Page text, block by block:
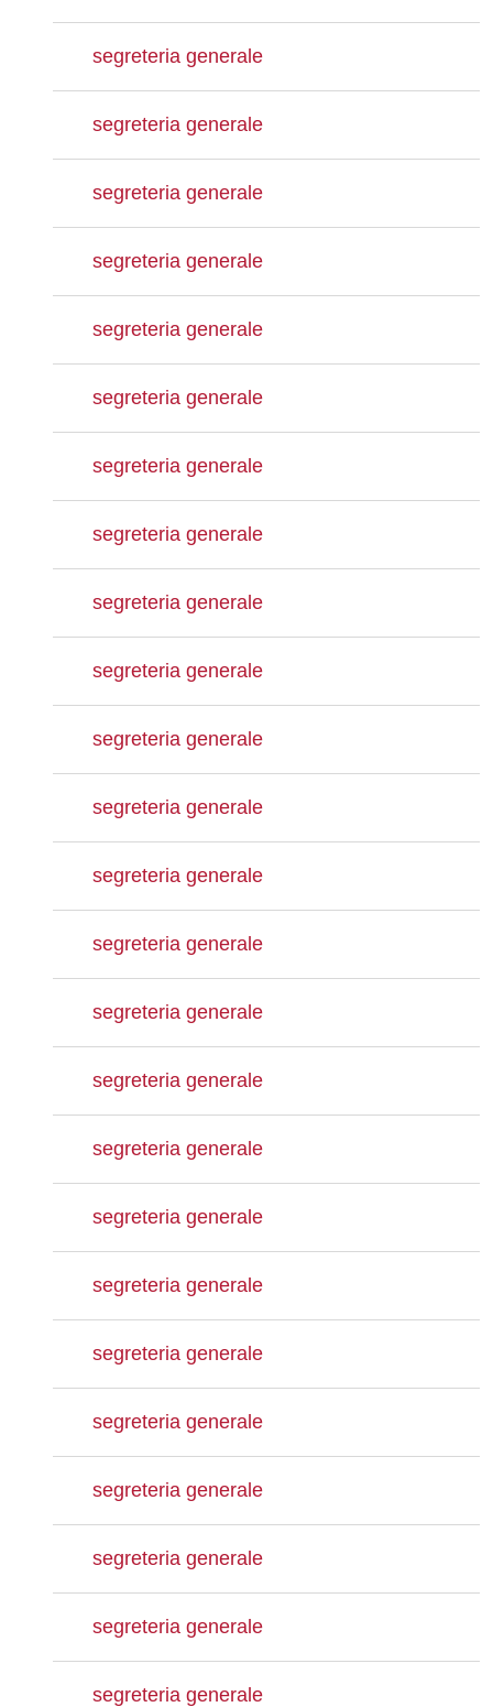
segreteria generale
segreteria generale
segreteria generale
segreteria generale
segreteria generale
segreteria generale
segreteria generale
segreteria generale
segreteria generale
segreteria generale
segreteria generale
segreteria generale
segreteria generale
segreteria generale
segreteria generale
segreteria generale
segreteria generale
segreteria generale
segreteria generale
segreteria generale
segreteria generale
segreteria generale
segreteria generale
segreteria generale
segreteria generale